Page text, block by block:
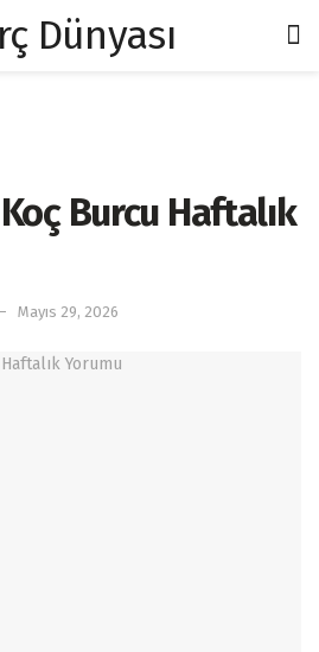
Burcu Haftalık
Mayıs 29, 2026